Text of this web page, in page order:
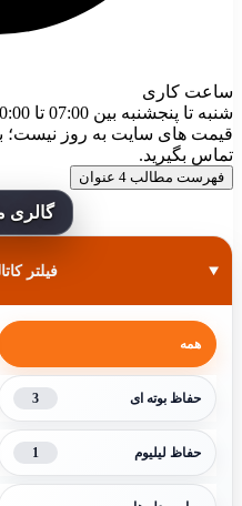
ساعت کاری
شنبه تا پنجشنبه بین 07:00 تا 20:00 • روزهای تعطیل 08:00 تا 15:00
قیمت های سایت به روز نیست؛
تماس بگیرید.
فهرست مطالب 4 عنوان
گالری
فیلتر
همه
حفاظ بوته ای 3
حفاظ لیلیوم 1